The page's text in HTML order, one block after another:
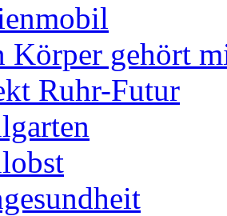
Körper gehört
Ruhr-Futur